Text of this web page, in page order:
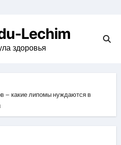
Lechim
здоровья
– какие липомы нуждаются в